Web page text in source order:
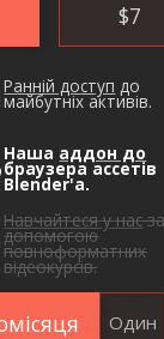
$7
Ранній доступ до
майбутніх активів.
Наша аддон до
браузера ассетів
Blender'а.
Навчайтеся у насза
допомогою
повноформатних
відеокурсів.
Один